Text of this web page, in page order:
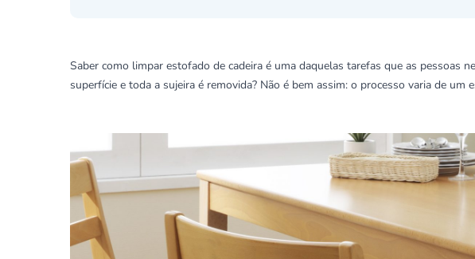
Saber como limpar estofado de cadeira é uma daquelas tarefas que as pessoas
superfície e toda a sujeira é removida? Não é bem assim: o processo varia de